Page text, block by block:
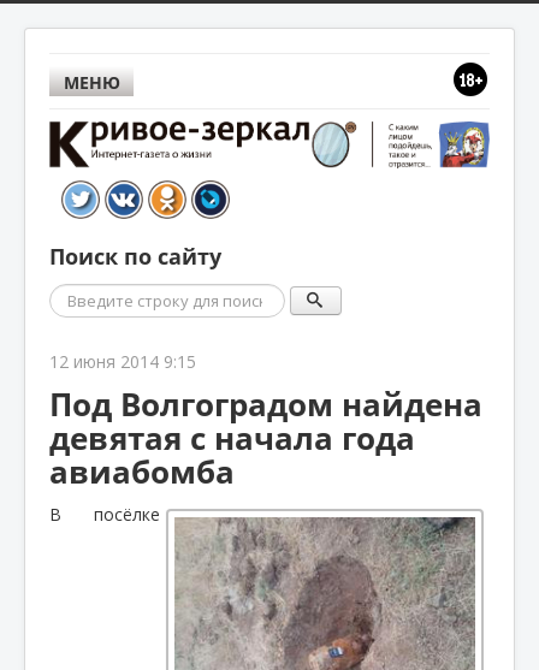
МЕНЮ
Поиск по сайту
Поиск
12 июня 2014 9:15
Под Волгоградом найдена
девятая с начала года
авиабомба
В посёлке